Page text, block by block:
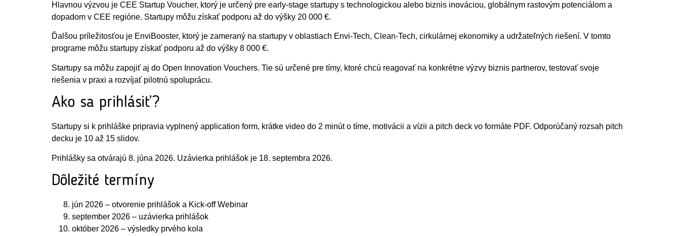
Hlavnou výzvou je CEE Startup Voucher, ktorý je určený pre early-stage startupy s technologickou alebo biznis inováciou, globálnym rastovým potenciálom a
dopadom v CEE regióne. Startupy môžu získať podporu až do výšky 20 000 €.
Ďalšou príležitosťou je EnviBooster, ktorý je zameraný na startupy v oblastiach Envi-Tech, Clean-Tech, cirkulárnej ekonomiky a udržateľných riešení. V tomto
programe môžu startupy získať podporu až do výšky 8 000 €.
Startupy sa môžu zapojiť aj do Open Innovation Vouchers. Tie sú určené pre tímy, ktoré chcú reagovať na konkrétne výzvy biznis partnerov, testovať svoje
riešenia v praxi a rozvíjať pilotnú spoluprácu.
Ako sa prihlásiť?
Startupy si k prihláške pripravia vyplnený application form, krátke video do 2 minút o tíme, motivácii a vízii a pitch deck vo formáte PDF. Odporúčaný rozsah pitch
decku je 10 až 15 slidov.
Prihlášky sa otvárajú 8. júna 2026. Uzávierka prihlášok je 18. septembra 2026.
Dôležité termíny
jún 2026 – otvorenie prihlášok a Kick-off Webinar
september 2026 – uzávierka prihlášok
október 2026 – výsledky prvého kola